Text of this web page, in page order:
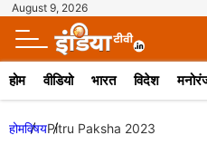
August 9, 2026
होम वीडियो भारत विदेश
होमविषयPitru Paksha 2023